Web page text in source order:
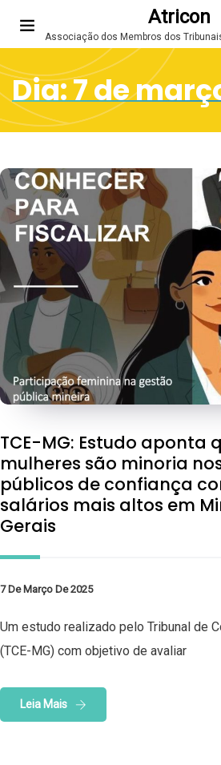
Atricon
Associação dos Membros dos
Dia:7 de
TCE-MG: Estudo aponta
mulheres são minoria
públicos de confiança
salários mais altos em
Gerais
7 De Março De 2025
Um estudo realizado pelo Tribunal de
(TCE-MG) com objetivo de avaliar
Leia Mais